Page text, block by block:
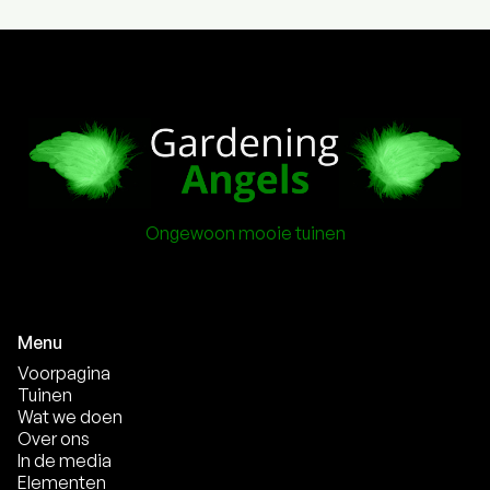
Ongewoon mooie tuinen
Menu
Voorpagina
Tuinen
Wat we doen
Over ons
In de media
Elementen